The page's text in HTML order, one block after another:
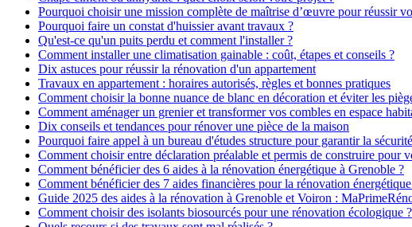
Pourquoi choisir une mission complète de maîtrise d’œuvre pour réussir
Pourquoi faire un constat d'huissier avant travaux ?
Qu'est-ce qu'un puits perdu et comment l'installer ?
Comment installer une climatisation gainable : coût, étapes et conseils ?
Dix astuces pour réussir la rénovation d'un appartement
Travaux en appartement : horaires autorisés, règles et bonnes pratiques
Comment choisir la bonne nuance de blanc en décoration et éviter les
Comment aménager un grenier et transformer vos combles en espace
Dix conseils et tendances pour rénover une pièce de la maison
Pourquoi faire appel à un bureau d'études structure pour garantir la
Comment choisir entre déclaration préalable et permis de construire pour
Comment bénéficier des 6 aides à la rénovation énergétique à Grenoble ?
Comment bénéficier des 7 aides financières pour la rénovation
Guide 2025 des aides à la rénovation à Grenoble et Voiron :
Comment choisir des isolants biosourcés pour une rénovation écologique ?